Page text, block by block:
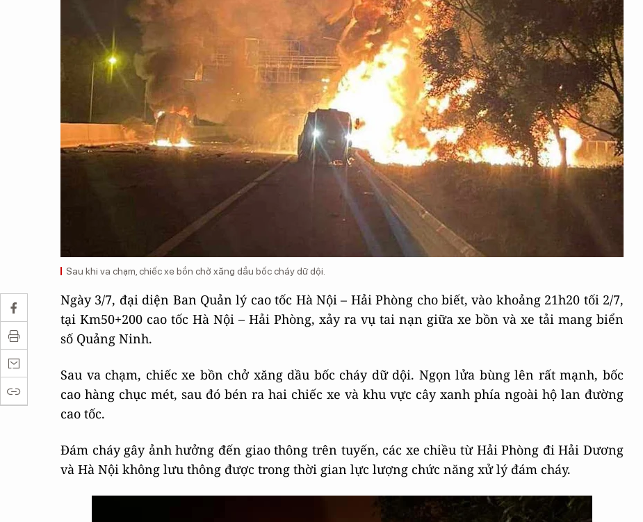
Sau khi va chạm, chiếc xe bồn chở xăng dầu bốc cháy dữ dội.
Ngày 3/7, đại diện Ban Quản lý cao tốc Hà Nội – Hải Phòng cho biết, vào khoảng 21h20 tối 2/7,
tại Km50+200 cao tốc Hà Nội – Hải Phòng, xảy ra vụ tai nạn giữa xe bồn và xe tải mang biển
số Quảng Ninh.
Sau va chạm, chiếc xe bồn chở xăng dầu bốc cháy dữ dội. Ngọn lửa bùng lên rất mạnh, bốc
cao hàng chục mét, sau đó bén ra hai chiếc xe và khu vực cây xanh phía ngoài hộ lan đường
cao tốc.
Đám cháy gây ảnh hưởng đến giao thông trên tuyến, các xe chiều từ Hải Phòng đi Hải Dương
và Hà Nội không lưu thông được trong thời gian lực lượng chức năng xử lý đám cháy.